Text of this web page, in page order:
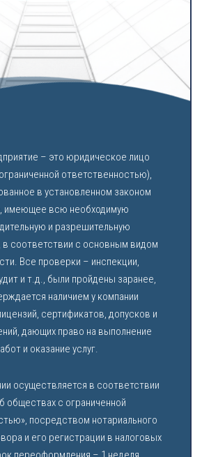
– это юридическое лицо
ответственностью),
в установленном законом
имеющее всю необходимую
и разрешительную
соответствии с основным видом
Все проверки – инспекции,
и т.д., были пройдены заранее,
наличием у компании
сертификатов, допусков и
дающих право на выполнение
и оказание услуг.
осуществляется в соответствии
обществах с ограниченной
посредством нотариального
и его регистрации в налоговых